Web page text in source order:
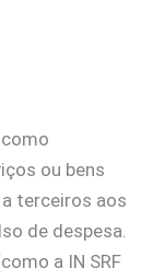
ou bens
terceiros aos
de despesa.
a IN SRF